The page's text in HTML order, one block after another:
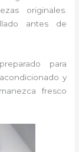
originales.
antes de
para
y
fresco